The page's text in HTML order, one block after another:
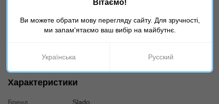
лучей и открытых источников тепла.
Срок годности:24 месяца
Производитель:Slado, Украина
товара на фото может отличаться от реальности!
Характеристики
Бренд
Slado
Вітаємо!
Ви можете обрати мову перегляду сайту. Для зручності,
ми запам'ятаємо ваш вибір на майбутнє.
Українська Русский